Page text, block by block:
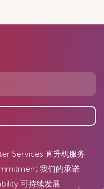
Services 直升机服务
我们的承诺
可持续发展